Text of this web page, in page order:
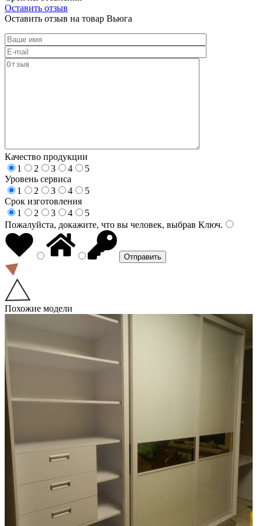
Оставить отзыв
Оставить отзыв на товар Вьюга
Качество продукции
1
2 3 4
5
Уровень сервиса
1
2 3 4
5
Срок изготовления
1
2 3 4
5
Пожалуйста, докажите, что вы человек, выбрав Ключ.
Похожие модели